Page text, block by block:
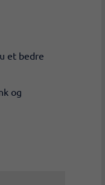
et bedre
og